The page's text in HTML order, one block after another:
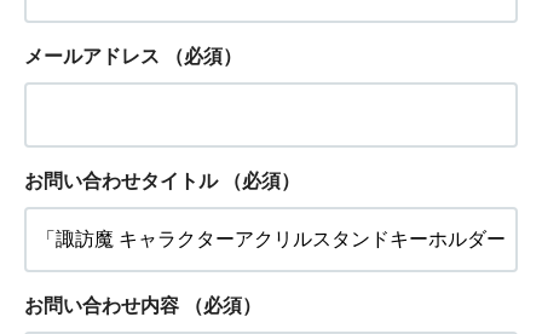
メールアドレス （必須）
お問い合わせタイトル （必須）
お問い合わせ内容 （必須）